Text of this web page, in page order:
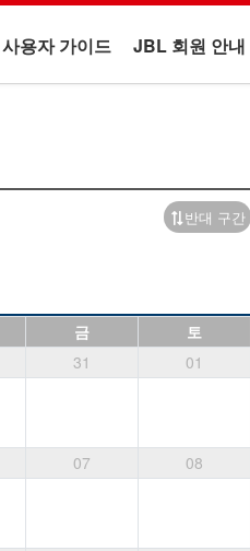
사용자 가이드 JBL 회원 안내
반대 구간
금
토
31 01
07 08